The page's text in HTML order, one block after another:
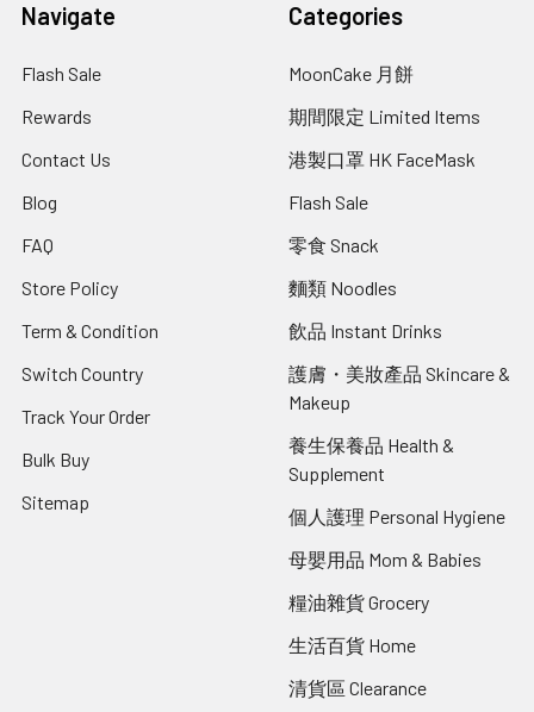
Navigate
Flash Sale
Rewards
Contact Us
Blog
FAQ
Store Policy
Term & Condition
Switch Country
Track Your Order
Bulk Buy
Sitemap
Categories
MoonCake 月餅
期間限定 Limited Items
港製口罩 HK FaceMask
Flash Sale
零食 Snack
麵類 Noodles
飲品 Instant Drinks
護膚・美妝產品 Skincare &
Makeup
養生保養品 Health &
Supplement
個人護理 Personal Hygiene
母嬰用品 Mom & Babies
糧油雜貨 Grocery
生活百貨 Home
清貨區 Clearance